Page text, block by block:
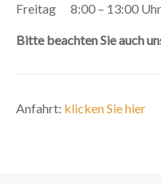
Freitag 8:00 – 13:00 Uhr
Bitte beachten Sie auch
Anfahrt: klicken Sie hier